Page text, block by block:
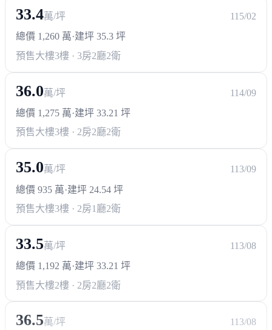
33.4萬/坪
115/02
總價 1,260 萬·建坪 35.3 坪
預售大樓3樓 · 3房2廳2衛
36.0萬/坪
114/09
總價 1,275 萬·建坪 33.21 坪
預售大樓3樓 · 2房2廳2衛
35.0萬/坪
113/09
總價 935 萬·建坪 24.54 坪
預售大樓3樓 · 2房1廳2衛
33.5萬/坪
113/08
總價 1,192 萬·建坪 33.21 坪
預售大樓2樓 · 2房2廳2衛
36.5萬/坪
113/08